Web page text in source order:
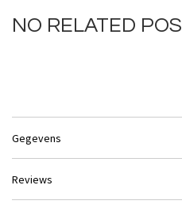
NO RELATED
Gegevens
Reviews